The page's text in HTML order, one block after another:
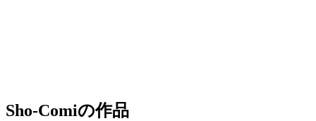
Sho-Comiの作品